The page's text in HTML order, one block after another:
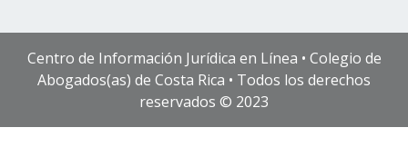
Centro de Información Jurídica en Línea • Colegio de
Abogados(as) de Costa Rica • Todos los derechos
reservados © 2023